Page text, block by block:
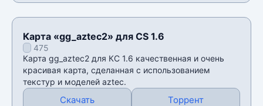
Карта «gg_aztec2» для CS 1.6
475
Карта gg_aztec2 для КС 1.6 качественная и очень
красивая карта, сделанная с использованием
текстур и моделей aztec.
Скачать Торрент